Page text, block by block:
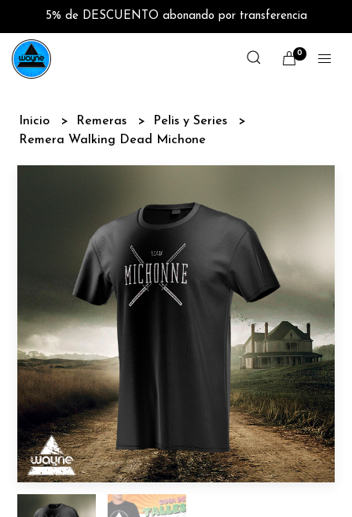
5% de DESCUENTO abonando por transferencia
0
Inicio Remeras
Pelis y Series
Remera Walking Dead Michone